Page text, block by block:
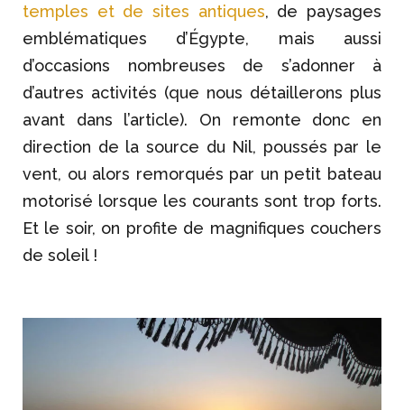
temples et de sites antiques, de paysages
emblématiques d’Égypte, mais aussi
d’occasions nombreuses de s’adonner à
d’autres activités (que nous détaillerons plus
avant dans l’article). On remonte donc en
direction de la source du Nil, poussés par le
vent, ou alors remorqués par un petit bateau
motorisé lorsque les courants sont trop forts.
Et le soir, on profite de magnifiques couchers
de soleil !